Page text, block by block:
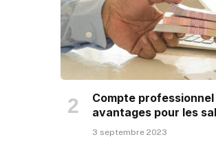
Compte
avantages pour les
3 septembre 2023